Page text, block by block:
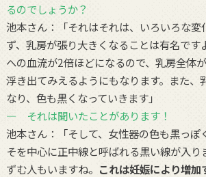
るのでしょうか？
池本さん：「それはそれは、いろいろな変
ず、乳房が張り大きくなることは有名です
への血流が2倍ほどになるので、乳房全体
浮き出てみえるようにもなります。また、
なり、色も黒くなっていきます」
― それは聞いたことがあります！
池本さん：「そして、女性器の色も黒っぽ
そを中心に正中線と呼ばれる黒い線が入り
ずむ人もいますね。 これは妊娠により増加